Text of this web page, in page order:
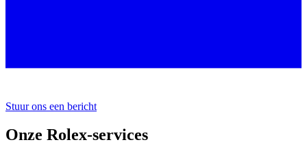
Stuur ons een bericht
Onze Rolex-services